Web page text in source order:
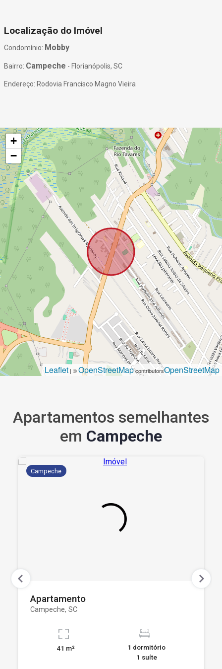
Localização do Imóvel
Condomínio: Mobby
Bairro: Campeche - Florianópolis, SC
Endereço: Rodovia Francisco Magno Vieira
+
−
Leaflet | ©OpenStreetMapcontributorsOpenStreetMap
Apartamentos semelhantes
em Campeche
Campeche
Apartamento
Campeche, SC
41 m²
1 dormitório
1 suíte